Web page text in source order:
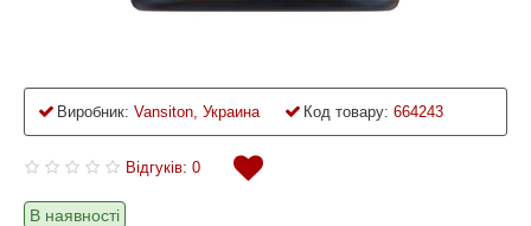
Виробник: Vansiton, Украина Код товару: 664243
Відгуків: 0
В наявності